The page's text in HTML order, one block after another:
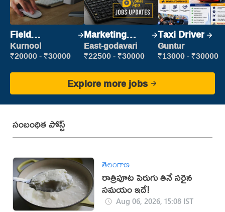
Field
Marketing
Executive
Kurnool
₹20000 - ₹30000
Marketing
Executive
East-godavari
₹22500 - ₹30000
Taxi Driver
Guntur
₹13000 - ₹30000
Explore more jobs
సంబంధిత పోస్ట్
తెలంగాణ
రాత్రిపూట పెరుగు తినే సరైన
సమయం ఇదే!
Aug 06, 2026, 15:08 IST